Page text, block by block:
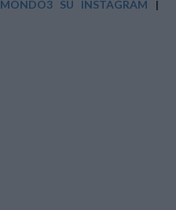
MONDO3 SU INSTAGRAM |